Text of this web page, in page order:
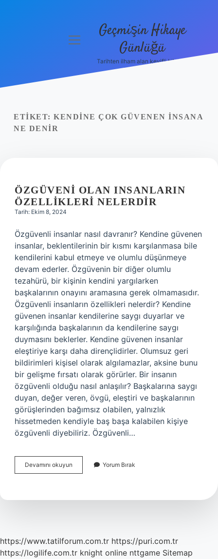
Yasal Uyarı
menüyü
Geçmişin Hikaye
Günlüğü
Tarihten ilham alan keyifli bilgiler!
ETIKET: KENDINE ÇOK GÜVENEN INSANA
NE DENIR
ÖZGÜVENI OLAN INSANLARIN
ÖZELLIKLERI NELERDIR
Tarih: Ekim 8, 2024
Özgüvenli insanlar nasıl davranır? Kendine güvenen
insanlar, beklentilerinin bir kısmı karşılanmasa bile
kendilerini kabul etmeye ve olumlu düşünmeye
devam ederler. Özgüvenin bir diğer olumlu
tezahürü, bir kişinin kendini yargılarken
başkalarının onayını aramasına gerek olmamasıdır.
Özgüvenli insanların özellikleri nelerdir? Kendine
güvenen insanlar kendilerine saygı duyarlar ve
karşılığında başkalarının da kendilerine saygı
duymasını beklerler. Kendine güvenen insanlar
eleştiriye karşı daha dirençlidirler. Olumsuz geri
bildirimleri kişisel olarak algılamazlar, aksine bunu
bir gelişme fırsatı olarak görürler. Bir insanın
özgüvenli olduğu nasıl anlaşılır? Başkalarına saygı
duyan, değer veren, övgü, eleştiri ve başkalarının
görüşlerinden bağımsız olabilen, yalnızlık
hissetmeden kendiyle baş başa kalabilen kişiye
özgüvenli diyebiliriz. Özgüvenli…
Devamını okuyun Özgüveni
Olan
Nelerdir
Yorum Bırak
https://www.tatilforum.com.tr https://puri.com.tr
https://logilife.com.tr knight online nttgame Sitemap